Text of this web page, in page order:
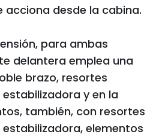
acciona desde la cabina.
para ambas
delantera emplea una
brazo, resortes
y en la
también, con resortes
elementos